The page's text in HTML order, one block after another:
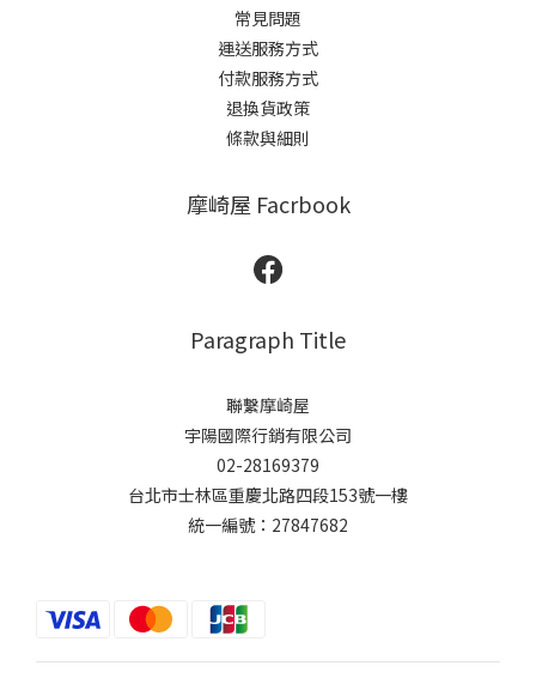
常見問題
運送服務方式
付款服務方式
退換貨政策
條款與細則
摩崎屋 Facrbook
Paragraph Title
聯繫摩崎屋
宇陽國際行銷有限公司
02-28169379
台北市士林區重慶北路四段153號一樓
統一編號：27847682